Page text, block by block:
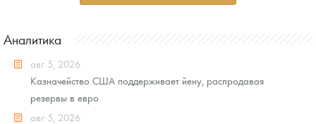
Аналитика
авг 5, 2026
Казначейство США поддерживает йену, распродавая
резервы в евро
авг 5, 2026